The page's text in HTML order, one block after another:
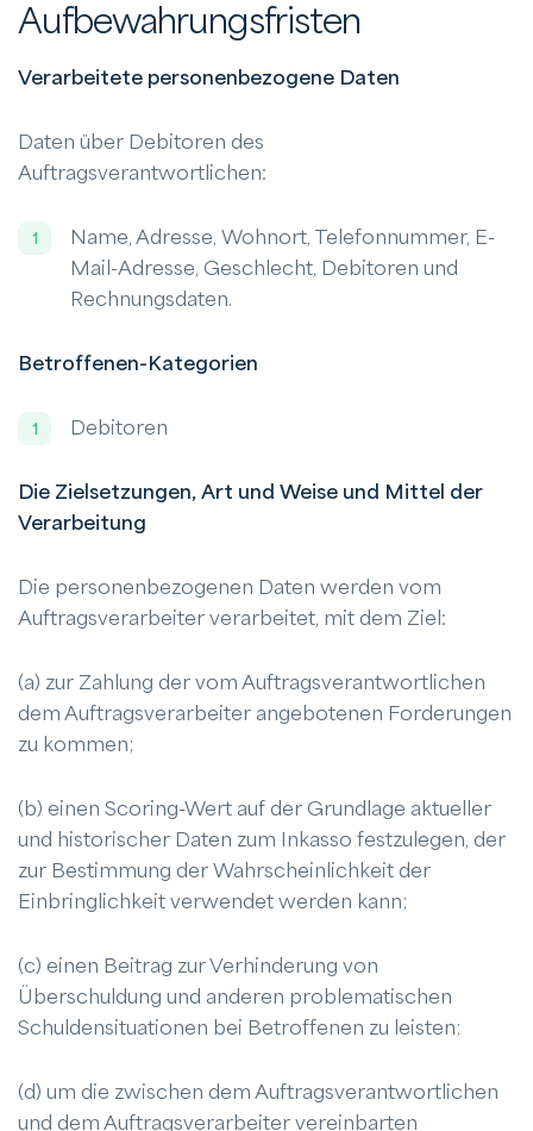
Aufbewahrungsfristen
Verarbeitete personenbezogene Daten
Daten über Debitoren des
Auftragsverantwortlichen:
Name, Adresse, Wohnort, Telefonnummer, E-
Mail-Adresse, Geschlecht, Debitoren und
Rechnungsdaten.
Betroffenen-Kategorien
Debitoren
Die Zielsetzungen, Art und Weise und Mittel der
Verarbeitung
Die personenbezogenen Daten werden vom
Auftragsverarbeiter verarbeitet, mit dem Ziel:
(a) zur Zahlung der vom Auftragsverantwortlichen
dem Auftragsverarbeiter angebotenen Forderungen
zu kommen;
(b) einen Scoring-Wert auf der Grundlage aktueller
und historischer Daten zum Inkasso festzulegen, der
zur Bestimmung der Wahrscheinlichkeit der
Einbringlichkeit verwendet werden kann;
(c) einen Beitrag zur Verhinderung von
Überschuldung und anderen problematischen
Schuldensituationen bei Betroffenen zu leisten;
(d) um die zwischen dem Auftragsverantwortlichen
und dem Auftragsverarbeiter vereinbarten